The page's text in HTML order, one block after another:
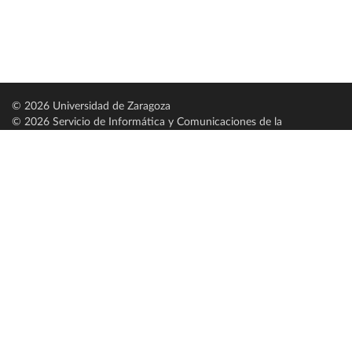
© 2026 Universidad de Zaragoza
© 2026 Servicio de Informática y Comunicaciones de la